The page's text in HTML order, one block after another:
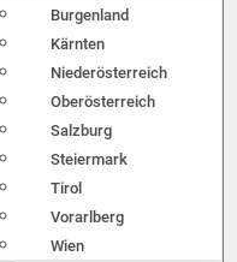
Burgenland
Kärnten
Niederösterreich
Oberösterreich
Salzburg
Steiermark
Tirol
Vorarlberg
Wien